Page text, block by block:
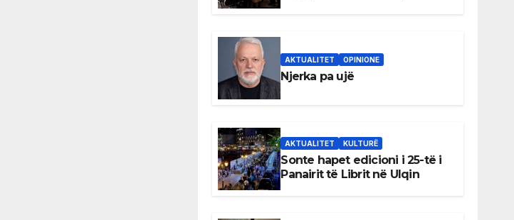
AKTUALITET OPINIONE
Njerka pa ujë
AKTUALITET KULTURË
Sonte hapet edicioni i 25-të i
Panairit të Librit në Ulqin